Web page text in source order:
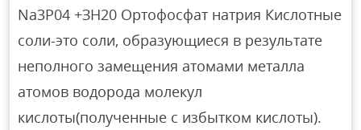
Na3P04 +ЗН20 Ортофосфат натрия Кислотные
соли-это соли, образующиеся в результате
неполного замещения атомами металла
атомов водорода молекул
кислоты(полученные с избытком кислоты).